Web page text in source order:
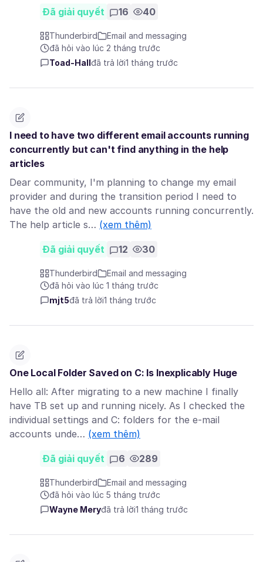
Đã giải quyết 16 40
Thunderbird
Email and messaging
đã hỏi vào lúc 2 tháng trước
Toad-Hall đã trả lời1 tháng trước
I need to have two different email accounts running
concurrently but can't find anything in the help
articles
Dear community, I'm planning to change my email
provider and during the transition period I need to
have the old and new accounts running concurrently.
The help article s… (xem thêm)
Đã giải quyết 12 30
Thunderbird
Email and messaging
đã hỏi vào lúc 1 tháng trước
mjt5đã trả lời1 tháng trước
One Local Folder Saved on C: Is Inexplicably Huge
Hello all: After migrating to a new machine I finally
have TB set up and running nicely. As I checked the
individual settings and C: folders for the e-mail
accounts unde… (xem thêm)
Đã giải quyết 6 289
Thunderbird
Email and messaging
đã hỏi vào lúc 5 tháng trước
Wayne Meryđã trả lời1 tháng trước